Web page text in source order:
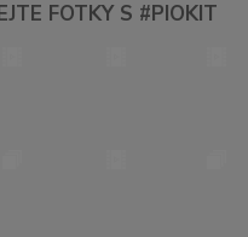
FOTKY S #PIOKIT